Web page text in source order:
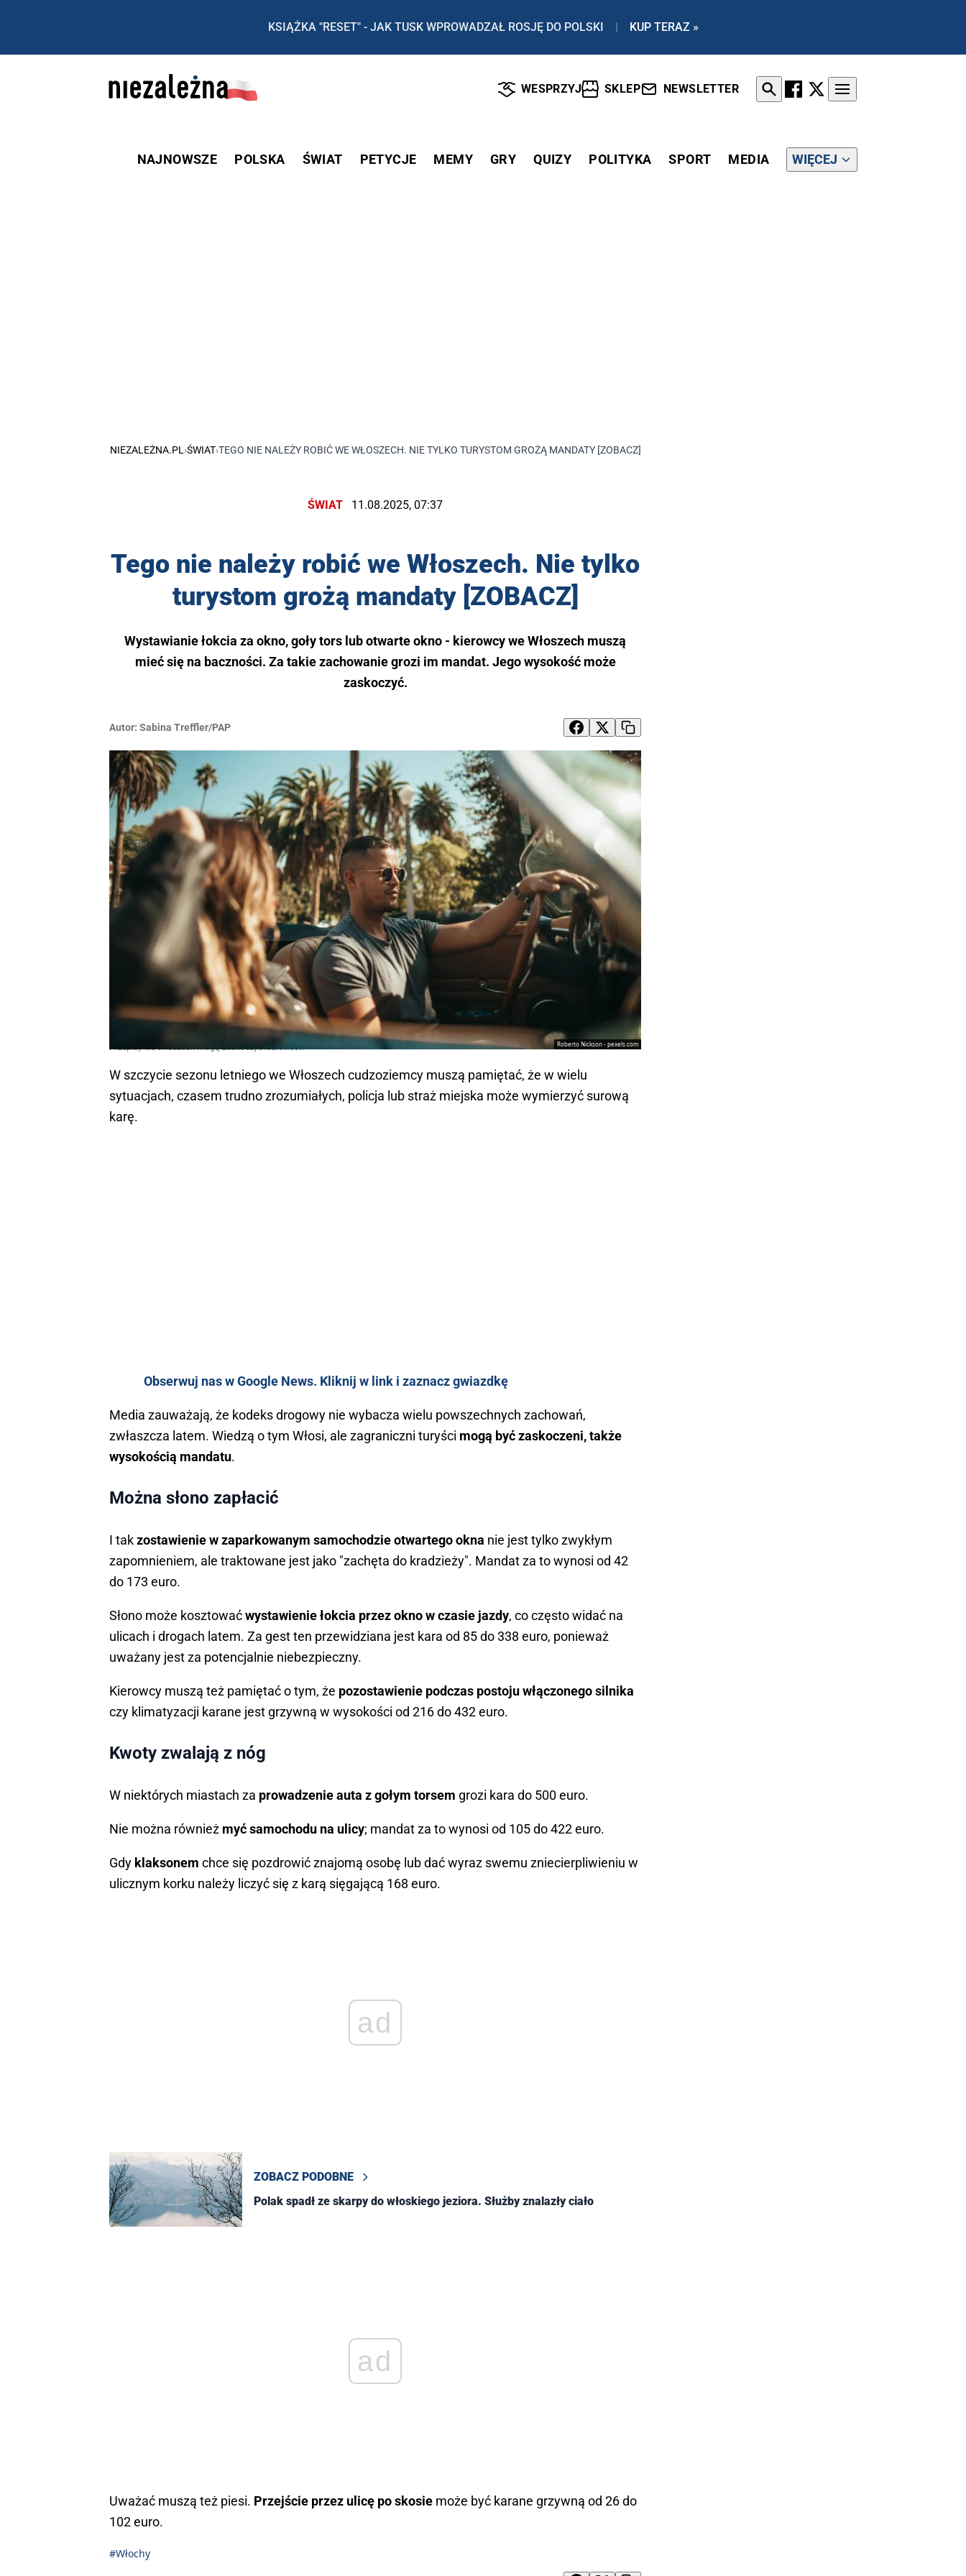
KSIĄŻKA "RESET" - JAK TUSK WPROWADZAŁ ROSJĘ DO POLSKI | KUP TERAZ »
WESPRZYJ SKLEP NEWSLETTER
NAJNOWSZE POLSKA ŚWIAT PETYCJE MEMY GRY QUIZY POLITYKA SPORT MEDIA WIĘCEJ
NIEZALEŻNA.PL ›ŚWIAT›TEGO NIE NALEŻY ROBIĆ WE WŁOSZECH. NIE TYLKO TURYSTOM GROŻĄ MANDATY [ZOBACZ]
ŚWIAT 11.08.2025, 07:37
Tego nie należy robić we Włoszech. Nie tylko
turystom grożą mandaty [ZOBACZ]
Wystawianie łokcia za okno, goły tors lub otwarte okno - kierowcy we Włoszech muszą
mieć się na baczności. Za takie zachowanie grozi im mandat. Jego wysokość może
zaskoczyć.
Autor: Sabina Treffler/PAP
Roberto Nickson - pexels.com
Przepisy we Włoszech mogą zaskoczyć kierowców
W szczycie sezonu letniego we Włoszech cudzoziemcy muszą pamiętać, że w wielu
sytuacjach, czasem trudno zrozumiałych, policja lub straż miejska może wymierzyć surową
karę.
Obserwuj nas w Google News. Kliknij w link i zaznacz gwiazdkę
Media zauważają, że kodeks drogowy nie wybacza wielu powszechnych zachowań,
zwłaszcza latem. Wiedzą o tym Włosi, ale zagraniczni turyści mogą być zaskoczeni, także
wysokością mandatu.
Można słono zapłacić
I takzostawienie w zaparkowanym samochodzie otwartego okna nie jest tylko zwykłym
zapomnieniem, ale traktowane jest jako "zachęta do kradzieży". Mandat za to wynosi od 42
do 173 euro.
Słono może kosztowaćwystawienie łokcia przez okno w czasie jazdy, co często widać na
ulicach i drogach latem. Za gest ten przewidziana jest kara od 85 do 338 euro, ponieważ
uważany jest za potencjalnie niebezpieczny.
Kierowcy muszą też pamiętać o tym, że pozostawienie podczas postoju włączonego silnika
czy klimatyzacji karane jest grzywną w wysokości od 216 do 432 euro.
Kwoty zwalają z nóg
W niektórych miastach za prowadzenie auta z gołym torsem grozi kara do 500 euro.
Nie można również myć samochodu na ulicy; mandat za to wynosi od 105 do 422 euro.
Gdy klaksonem chce się pozdrowić znajomą osobę lub dać wyraz swemu zniecierpliwieniu w
ulicznym korku należy liczyć się z karą sięgającą 168 euro.
ad
ZOBACZ PODOBNE
Polak spadł ze skarpy do włoskiego jeziora. Służby znalazły ciało
ad
Uważać muszą też piesi. Przejście przez ulicę po skosie może być karane grzywną od 26 do
102 euro.
#Włochy